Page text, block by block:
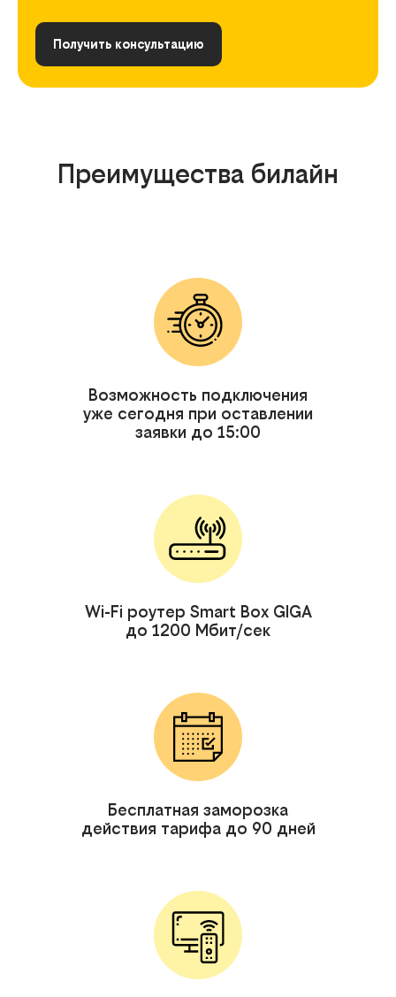
Получить консультацию
Преимущества билайн
Возможность подключения
уже сегодня при оставлении
заявки до 15:00
Wi-Fi роутер Smart Box GIGA
до 1200 Мбит/сек
Бесплатная заморозка
действия тарифа до 90 дней